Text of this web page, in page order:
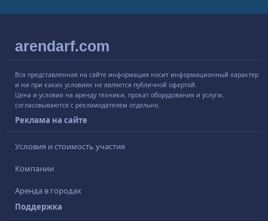
arendarf.com
Вся представленная на сайте информация носит информационный характер
и ни при каких условиях не является публичной офертой.
Цена и условия на аренду техники, прокат оборудования и услуги,
согласовываются с рекламодателем отдельно.
Реклама на сайте
Условия и стоимость участия
Компании
Аренда в городах
Поддержка